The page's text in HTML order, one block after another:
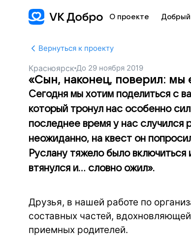
О проекте Добрый
Вернуться к проекту
Красноярск До 29 ноября 2019
«Сын, наконец, поверил: мы
Сегодня мы хотим поделиться с
который тронул нас особенно
последнее время у нас случился
неожиданно, на квест он
Руслану тяжело было
втянулся и… словно ожил».
Друзья, в нашей работе по
составных частей,
приемных родителей.